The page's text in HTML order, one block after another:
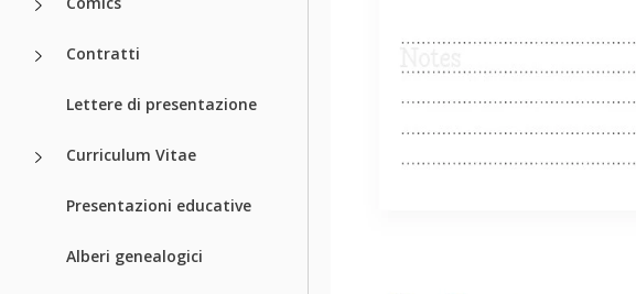
Contratti
Lettere di presentazione
Curriculum Vitae
Presentazioni educative
Alberi genealogici